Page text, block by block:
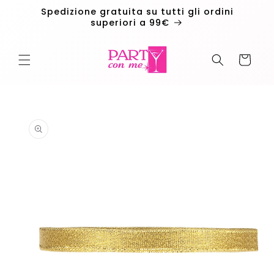
direttamenteSpedizione gratuita su tutti gli ordini
superiori a 99€
Carrello
prodotto